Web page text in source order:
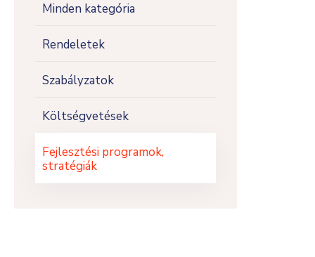
Minden kategória
Rendeletek
Szabályzatok
Költségvetések
Fejlesztési programok,
stratégiák